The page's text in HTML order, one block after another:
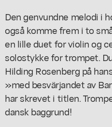
Den genvundne melodi i
også komme frem i to
en lille duet for violin og
solostykke for trompet.
Hilding Rosenberg på
»med besvärjandet av
har skrevet i titlen.
dansk baggrund!